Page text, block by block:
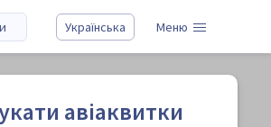
Українська Меню
авіаквитки